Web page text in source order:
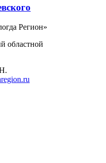
Регион»
областной